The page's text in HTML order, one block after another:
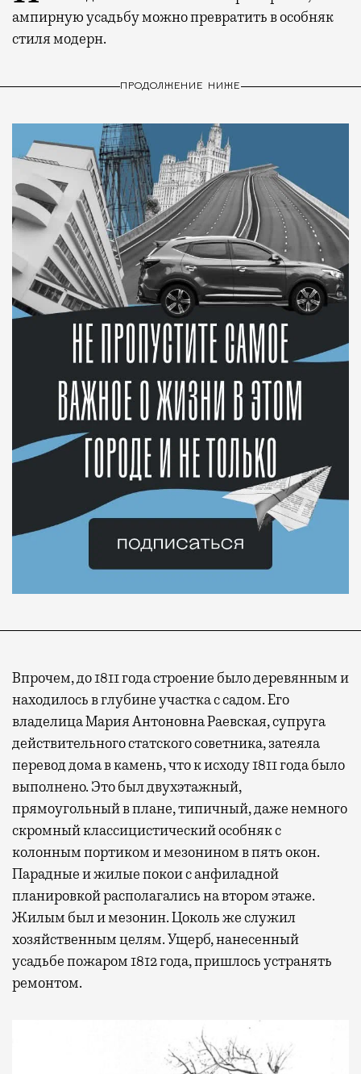
ампирную усадьбу можно превратить в особняк
стиля модерн.
ПРОДОЛЖЕНИЕ НИЖЕ
Впрочем, до 1811 года строение было деревянным и
находилось в глубине участка с садом. Его
владелица Мария Антоновна Раевская, супруга
действительного статского советника, затеяла
перевод дома в камень, что к исходу 1811 года было
выполнено. Это был двухэтажный,
прямоугольный в плане, типичный, даже немного
скромный классицистический особняк с
колонным портиком и мезонином в пять окон.
Парадные и жилые покои с анфиладной
планировкой располагались на втором этаже.
Жилым был и мезонин. Цоколь же служил
хозяйственным целям. Ущерб, нанесенный
усадьбе пожаром 1812 года, пришлось устранять
ремонтом.